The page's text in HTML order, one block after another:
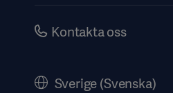
KarriärKontakta oss
Sverige (Svenska)